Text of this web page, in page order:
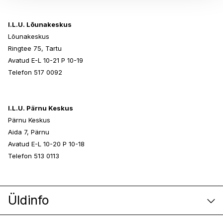
I.L.U. Lõunakeskus
Lõunakeskus
Ringtee 75, Tartu
Avatud E-L 10-21 P 10-19
Telefon 517 0092
I.L.U. Pärnu Keskus
Pärnu Keskus
Aida 7, Pärnu
Avatud E-L 10-20 P 10-18
Telefon 513 0113
Üldinfo